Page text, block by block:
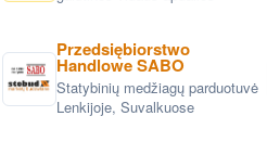
Przedsiębiorstwo
Handlowe SABO
Statybinių medžiagų parduotuvė
Lenkijoje, Suvalkuose